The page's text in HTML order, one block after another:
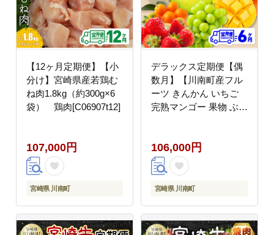
【12ヶ月定期便】【小
分け】宮崎県産若鶏む
ね肉1.8kg（約300g×6
袋） 鶏肉[C06907t12]
107,000円
宮崎県 川南町
デラックス定期便【偶
数月】【川南町産フル
ーツ きんかん いちご
完熟マンゴー 果物 ぶど
[C11717t6]
106,000円
宮崎県 川南町